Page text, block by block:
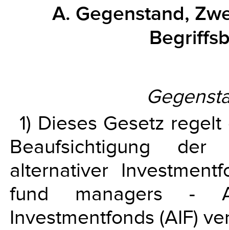
A. Gegenstand,
1) Dieses Gesetz
Beaufsichtigung
alternativer
fund managers -
Investmentfonds (AIF)